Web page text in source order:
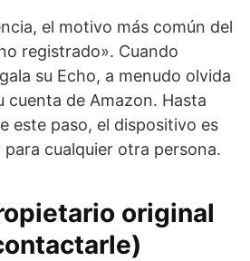
el motivo más común del
registrado». Cuando
su Echo, a menudo olvida
cuenta de Amazon. Hasta
este paso, el dispositivo es
cualquier otra persona.
original